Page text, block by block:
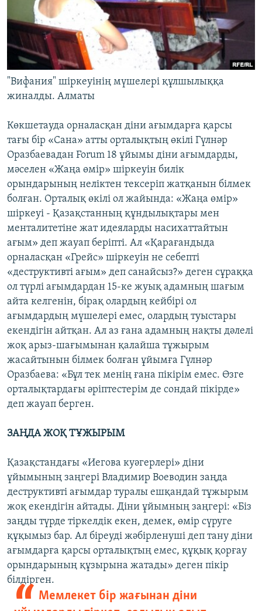
"Вифания" шіркеуінің мүшелері құлшылыққа
жиналды. Алматы
Көкшетауда орналасқан діни ағымдарға қарсы
тағы бір «Сана» атты орталықтың өкілі Гүлнәр
Оразбаевадан Forum 18 ұйымы діни ағымдарды,
мәселен «Жаңа өмір» шіркеуін билік
орындарының неліктен тексеріп жатқанын білмек
болған. Орталық өкілі ол жайында: «Жаңа өмір»
шіркеуі - Қазақстанның құндылықтары мен
менталитетіне жат идеяларды насихаттайтын
ағым» деп жауап беріпті. Ал «Қарағандыда
орналасқан «Грейс» шіркеуін не себепті
«деструктивті ағым» деп санайсыз?» деген сұраққа
ол түрлі ағымдардан 15-ке жуық адамның шағым
айта келгенін, бірақ олардың кейбірі ол
ағымдардың мүшелері емес, олардың туыстары
екендігін айтқан. Ал аз ғана адамның нақты дәлелі
жоқ арыз-шағымынан қалайша тұжырым
жасайтынын білмек болған ұйымға Гүлнәр
Оразбаева: «Бұл тек менің ғана пікірім емес. Өзге
орталықтардағы әріптестерім де сондай пікірде»
деп жауап берген.
ЗАҢДА ЖОҚ ТҰЖЫРЫМ
Қазақстандағы «Иегова куәгерлері» діни
ұйымының заңгері Владимир Воеводин заңда
деструктивті ағымдар туралы ешқандай тұжырым
жоқ екендігін айтады. Діни ұйымның заңгері: «Біз
заңды түрде тіркелдік екен, демек, өмір сүруге
құқымыз бар. Ал біреуді жәбірленуші деп тану діни
ағымдарға қарсы орталықтың емес, құқық қорғау
орындарының құзырына жатады» деген пікір
білдірген.
Мемлекет бір жағынан діни